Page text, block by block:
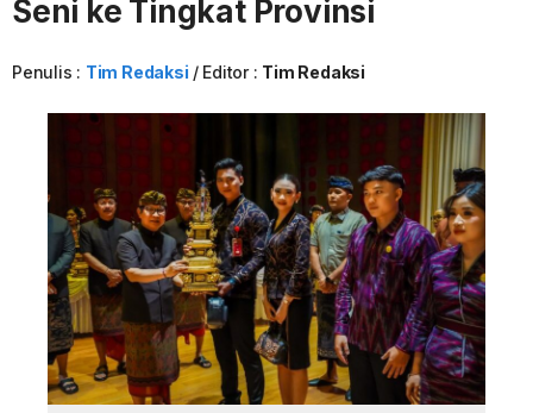
Seni ke Tingkat Provinsi
Penulis : Tim Redaksi Editor : Tim Redaksi